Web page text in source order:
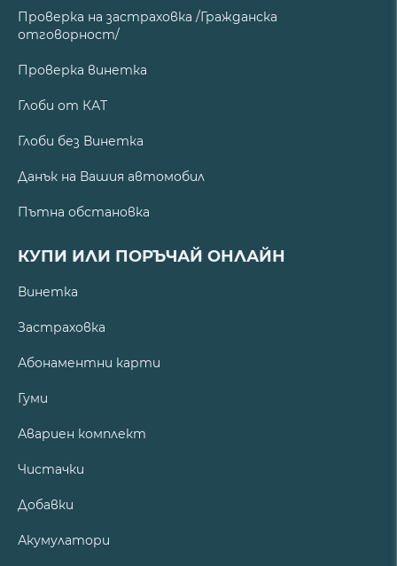
Проверка на застраховка /Гражданска
отговорност/
Проверка винетка
Глоби от КАТ
Глоби без Винетка
Данък на Вашия автомобил
Пътна обстановка
КУПИ ИЛИ ПОРЪЧАЙ ОНЛАЙН
Винетка
Застраховка
Абонаментни карти
Гуми
Авариен комплект
Чистачки
Добавки
Акумулатори